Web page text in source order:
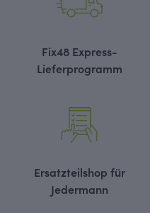
Fix48 Express-
Lieferprogramm
Ersatzteilshop für
Jedermann